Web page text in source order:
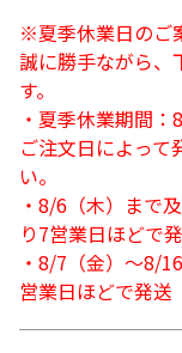
※夏季休業日のご
誠に勝手ながら、
す。
・夏季休業期間：
ご注文日によって
い。
・8/6（木）まで
り7営業日ほどで
・8/7（金）～8/
営業日ほどで発送